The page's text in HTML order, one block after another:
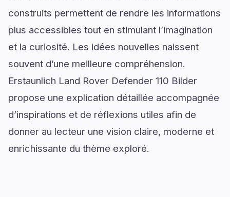
construits permettent de rendre les informations
plus accessibles tout en stimulant l’imagination
et la curiosité. Les idées nouvelles naissent
souvent d’une meilleure compréhension.
Erstaunlich Land Rover Defender 110 Bilder
propose une explication détaillée accompagnée
d’inspirations et de réflexions utiles afin de
donner au lecteur une vision claire, moderne et
enrichissante du thème exploré.